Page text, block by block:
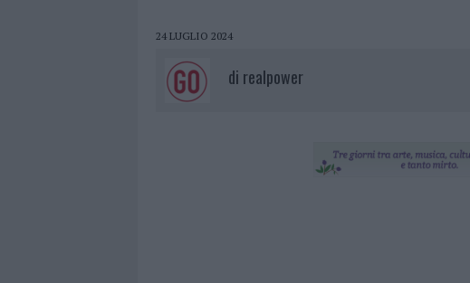
24 LUGLIO 2024
di realpower